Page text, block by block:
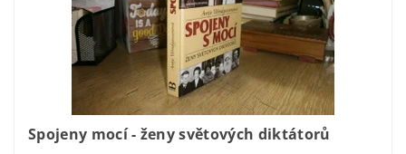
Spojeny mocí - ženy světových diktátorů